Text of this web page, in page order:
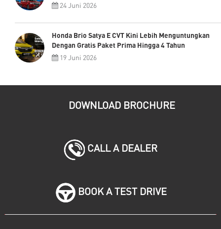
24 Juni 2026
Honda Brio Satya E CVT Kini Lebih Menguntungkan
Dengan Gratis Paket Prima Hingga 4 Tahun
19 Juni 2026
DOWNLOAD BROCHURE
CALL A DEALER
BOOK A TEST DRIVE